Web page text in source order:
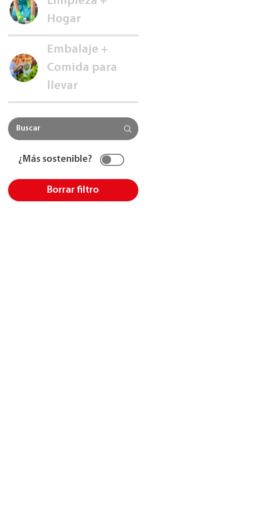
Hogar
Embalaje +
Comida para
llevar
¿Más sostenible?
Borrar filtro